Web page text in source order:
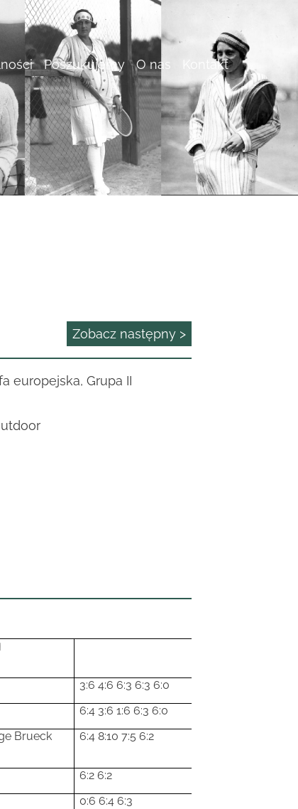
Poszukujemy O nas Kontakt
Zobacz następny >
europejska, Grupa II
3:6 4:6 6:3 6:3 6:0
6:4 3:6 1:6 6:3 6:0
Brueck 6:4 8:10 7:5 6:2
6:2 6:2
0:6 6:4 6:3